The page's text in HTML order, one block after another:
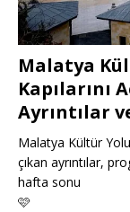
Malatya
Kapılarını
Ayrıntılar
Malatya Kültür Yolu
çıkan ayrıntılar,
hafta sonu
🩷